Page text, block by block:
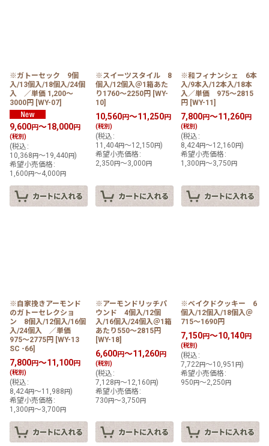
※ガトーセック 9個
入/13個入/18個入/24個
入 ／単価 1,200〜
3000円 [WY-07]
9,600円～18,000円
(税別)
(税込 :
10,368 円～19,440 円)
希望小売価格 :
1,600 円～4,000 円
※スイーツスタイル 8
個入/12個入＠1箱あた
り1760〜2250円 [WY-
10]
10,560円～11,250円
(税別)
(税込 :
11,404円～12,150 円)
希望小売価格 :
2,350 円～3,000 円
※和フィナンシェ 6本
入/9本入/12本入/18本
入／単価 975〜2815
円 [WY-11]
7,800円～11,260円
(税別)
(税込 :
8,424円～12,160円)
希望小売価格 :
1,300円～3,750円
※自家挽きアーモンド
のガトーセレクショ
ン 8個入/12個入/16個
入/24個入 ／単価
975〜2775円 [WY-13
SC -66]
7,800円～11,100円
(税別)
(税込 :
8,424円～11,988 円)
希望小売価格 :
1,300 円～3,700 円
※アーモンドリッチパ
ウンド 4個入/12個
入/16個入/24個入＠1箱
あたり550〜2815円
[WY-18]
6,600円～11,260円
(税別)
(税込 :
7,128 円～12,160 円)
希望小売価格 :
730 円～3,750 円
※ベイクドクッキー 6
個入/12個入/18個入＠
715〜1690円
7,150円～10,140円
(税別)
(税込 :
7,722円～10,951円)
希望小売価格 :
950円～2,250円